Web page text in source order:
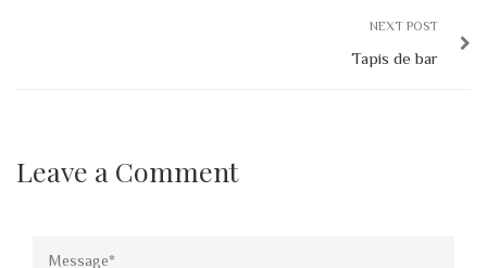
NEXT POST
Tapis de bar
Leave a Comment